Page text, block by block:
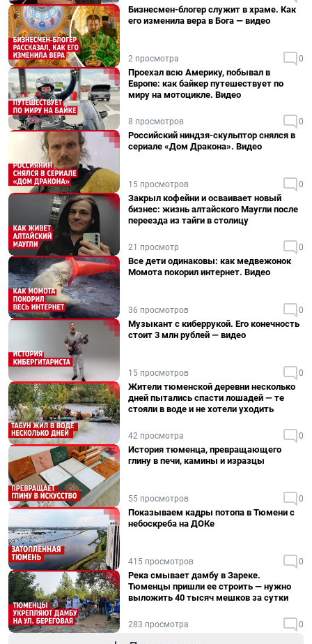
Бизнесмен-блогер служит в храме. Как
его изменила вера в Бога — видео
2 просмотра 0
Проехал всю Америку, побывал в
Европе: как байкер путешествует по
миру на мотоцикле. Видео
8 просмотров 0
Российский ниндзя-скульптор снялся в
сериале «Дом Дракона». Видео
15 просмотров 0
Закрыл кофейни и осваивает новый
бизнес: жизнь алтайского Маугли после
переезда из тайги в столицу
21 просмотр 0
Все дети одинаковы: как медвежонок
Момота покорил интернет. Видео
36 просмотров 0
Музыкант с киберрукой. Его конечность
стоит 3 млн рублей — видео
15 просмотров 0
Жители тюменской деревни несколько
дней пытались спасти лошадей — те
стояли в воде и не хотели уходить
42 просмотра 0
История тюменца, превращающего
глину в печи, камины и изразцы
55 просмотров 0
Показываем кадры потопа в Тюмени с
небоскреба на ДОКе
415 просмотров 0
Река смывает дамбу в Зареке.
Тюменцы пришли ее строить — нужно
выложить 40 тысяч мешков за сутки
283 просмотра 0